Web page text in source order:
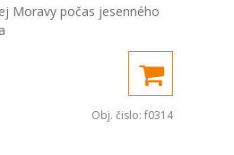
Moravy počas jesenného
Obj. čislo: f0314